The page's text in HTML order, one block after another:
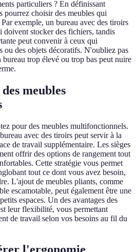
particuliers ? En définissant
pourrez choisir des meubles qui
exemple, un bureau avec des tiroirs
doivent stocker des fichiers, tandis
peut convenir à ceux qui
ou des objets décoratifs. N'oubliez pas
trop élevé ou trop bas peut nuire
meubles
pour des meubles multifonctionnels.
avec des tiroirs peut servir à la
de travail supplémentaire. Les sièges
offrir des options de rangement tout
Cette stratégie vous permet
tout ce dont vous avez besoin,
L'ajout de meubles pliants, comme
escamotable, peut également être une
espaces. Un des avantages des
leur flexibilité, vous permettant
de travail selon vos besoins au fil du